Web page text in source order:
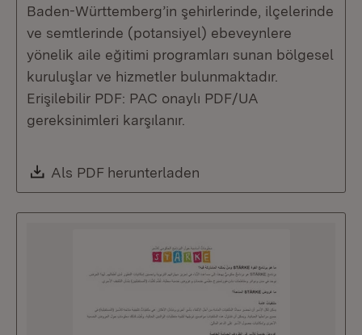
Baden-Württemberg’in şehirlerinde, ilçelerinde
ve semtlerinde (potansiyel) ebeveynlere
yönelik aile eğitimi programları sunan bölgesel
kuruluşlar ve hizmetler bulunmaktadır.
Erişilebilir PDF: PAC onaylı PDF/UA
gereksinimleri karşılanır.
Download:
Als PDF herunterladen